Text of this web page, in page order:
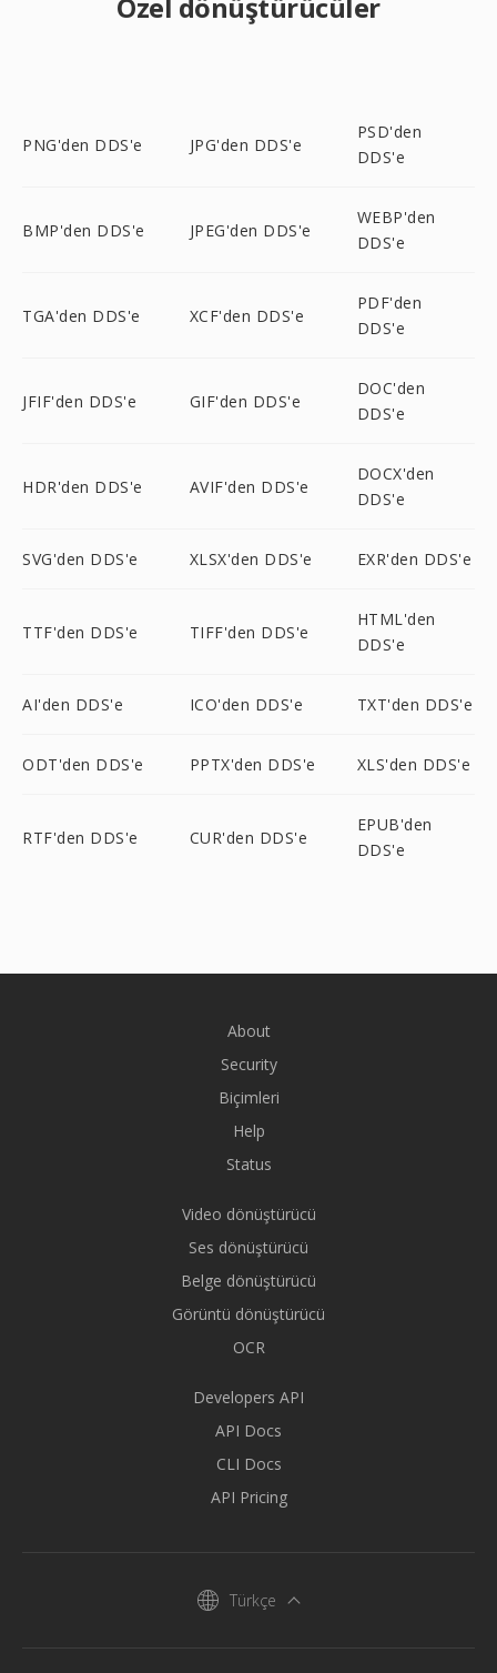
PNG'den DDS'e JPG'den DDS'e
PSD'den
DDS'e
BMP'den DDS'e JPEG'den DDS'e
WEBP'den
DDS'e
TGA'den DDS'e XCF'den DDS'e
PDF'den
DDS'e
JFIF'den DDS'e GIF'den DDS'e
DOC'den
DDS'e
HDR'den DDS'e AVIF'den DDS'e
DOCX'den
DDS'e
SVG'den DDS'e XLSX'den DDS'e EXR'den DDS'e
TTF'den DDS'e TIFF'den DDS'e
HTML'den
DDS'e
AI'den DDS'e ICO'den DDS'e TXT'den DDS'e
ODT'den DDS'e PPTX'den DDS'e XLS'den DDS'e
RTF'den DDS'e CUR'den DDS'e
EPUB'den
DDS'e
About
Security
Biçimleri
Help
Status
Video dönüştürücü
Ses dönüştürücü
Belge dönüştürücü
Görüntü dönüştürücü
OCR
Developers API
API Docs
CLI Docs
API Pricing
Türkçe